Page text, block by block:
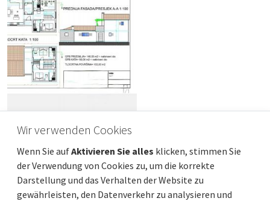
Apartments und einem Swimmingpool
Preis 880 000 €
Entfernung vom meer
Gesamtfläche
300 m² Gemeindeteil
Opatija - Okolica
Wir verwenden Cookies
Wenn Sie aufAktivieren Sie alles klicken, stimmen Sie
der Verwendung von Cookies zu, um die korrekte
Darstellung und das Verhalten der Website zu
gewährleisten, den Datenverkehr zu analysieren und